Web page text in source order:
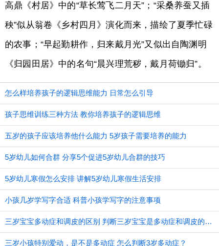
高鼎《村居》中的“草长莺飞二月天”；“采桑养蚕又插
秧”似从翁卷《乡村四月》演化而来，描绘了夏季忙碌
的农事；“早起勤耕作，归来戴月光”又似出自陶渊明
《归园田居》中的名句“晨兴理荒秽，戴月荷锄归”。
怎么样培养孩子的逻辑思维能力 日常怎么引导
孩子思维训练三种方法 教你培养孩子的逻辑思维
五岁的孩子应该培养他什么能力 5岁孩子需要培养的能力
5岁幼儿如何合群 分享5个促进5岁幼儿合群的技巧
5岁幼儿寒假怎么安排 讲解5岁幼儿寒假生活安排
小孩几岁学写字合适 科普小孩学写字的注意事项
三岁宝宝多动症和调皮的区别 判断三岁宝宝是多动症和调皮的方法
三岁小孩特别爱动，是不是多动症 怎么判断3岁多动症？